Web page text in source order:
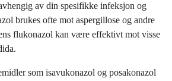
av din spesifikke infeksjon og
brukes ofte mot aspergillose og andre
flukonazol kan være effektivt mot visse
som isavukonazol og posakonazol